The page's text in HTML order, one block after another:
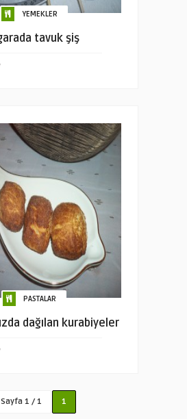
YEMEKLER
tavuk şiş
PASTALAR
dağılan kurabiyeler
Sayfa 1 / 1 1